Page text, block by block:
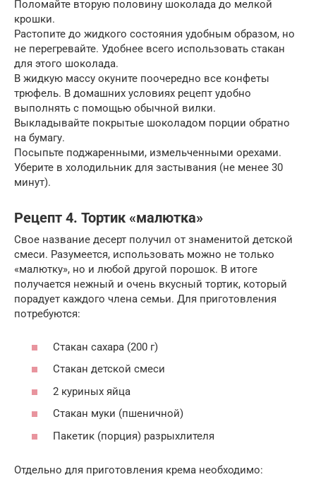
Поломайте вторую половину шоколада до мелкой
крошки.
Растопите до жидкого состояния удобным образом, но
не перегревайте. Удобнее всего использовать стакан
для этого шоколада.
В жидкую массу окуните поочередно все конфеты
трюфель. В домашних условиях рецепт удобно
выполнять с помощью обычной вилки.
Выкладывайте покрытые шоколадом порции обратно
на бумагу.
Посыпьте поджаренными, измельченными орехами.
Уберите в холодильник для застывания (не менее 30
минут).
Рецепт 4. Тортик «малютка»
Свое название десерт получил от знаменитой детской
смеси. Разумеется, использовать можно не только
«малютку», но и любой другой порошок. В итоге
получается нежный и очень вкусный тортик, который
порадует каждого члена семьи. Для приготовления
потребуются:
Стакан сахара (200 г)
Стакан детской смеси
2 куриных яйца
Стакан муки (пшеничной)
Пакетик (порция) разрыхлителя
Отдельно для приготовления крема необходимо: